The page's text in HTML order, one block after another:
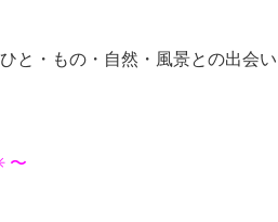
と・もの・自然・風景との出会
〜